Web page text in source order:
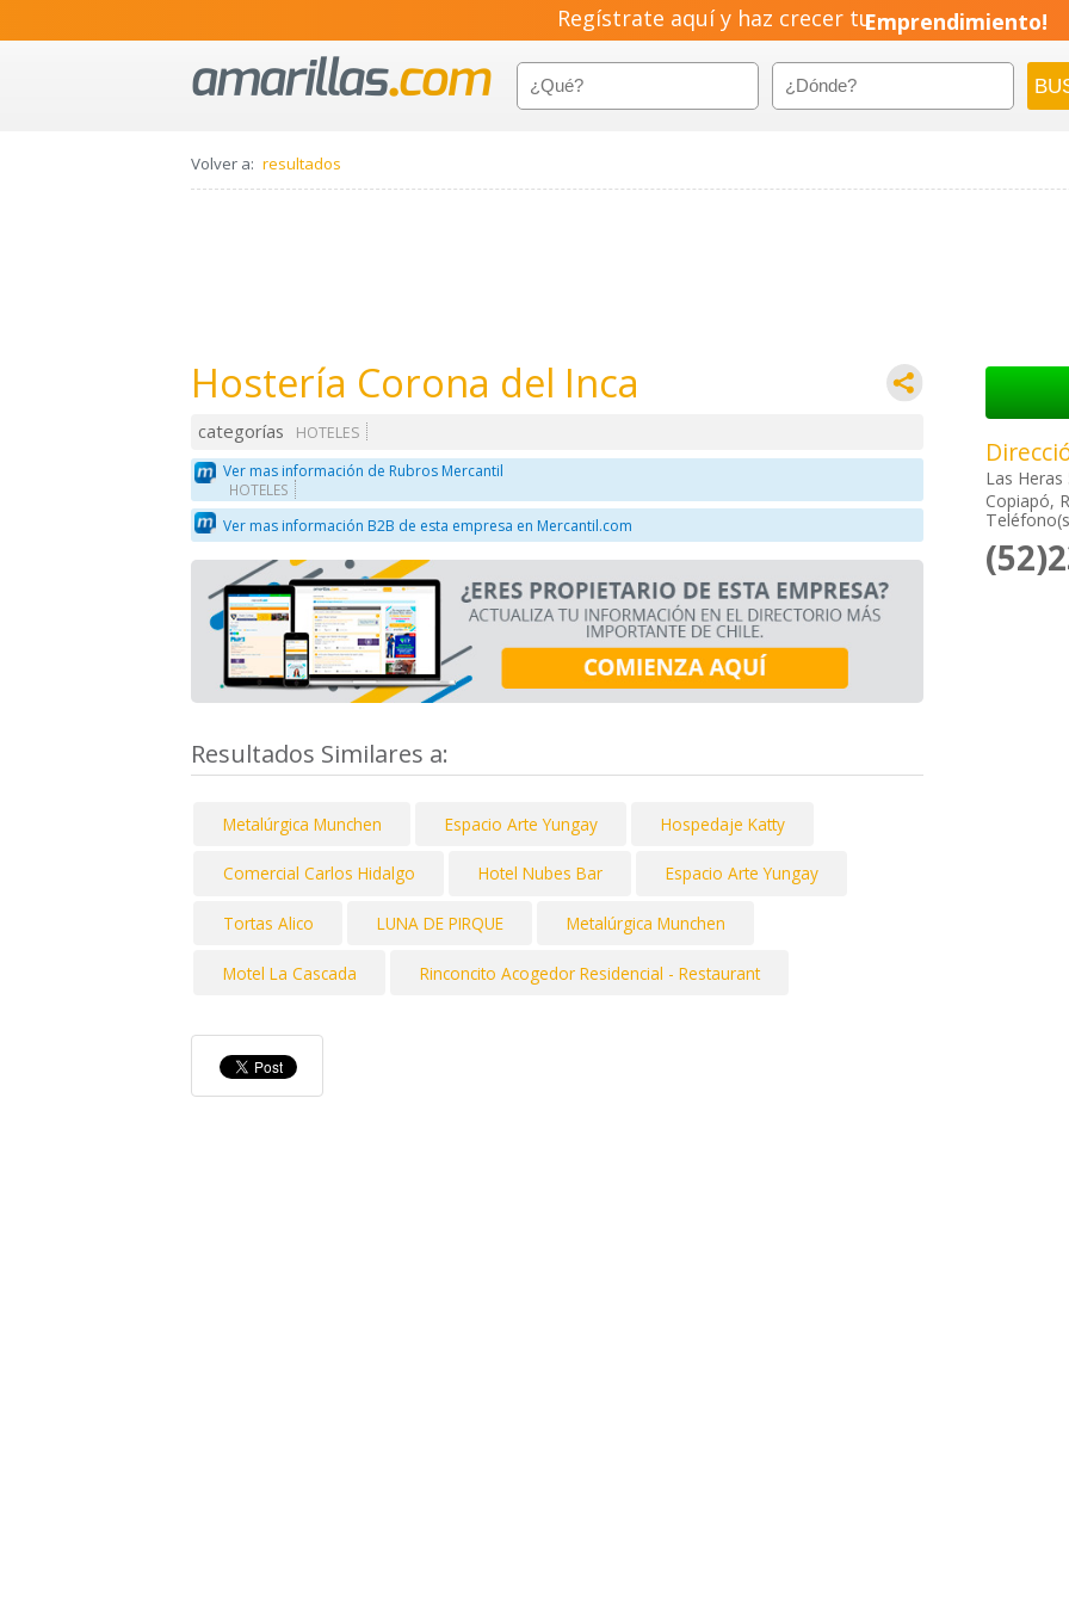
Regístrate aquí y haz crecer tuEmprendimiento!
Volver a: resultados
Hostería Corona del Inca
categorías
HOTELES
Ver mas información de Rubros Mercantil
HOTELES
Ver mas información B2B de esta empresa en Mercantil.com
Resultados Similares a:
Metalúrgica Munchen Espacio Arte Yungay Hospedaje Katty
Comercial Carlos Hidalgo Hotel Nubes Bar Espacio Arte Yungay
Tortas Alico LUNA DE PIRQUE Metalúrgica Munchen
Motel La Cascada Rinconcito Acogedor Residencial - Restaurant
Las Heras
Copiapó,